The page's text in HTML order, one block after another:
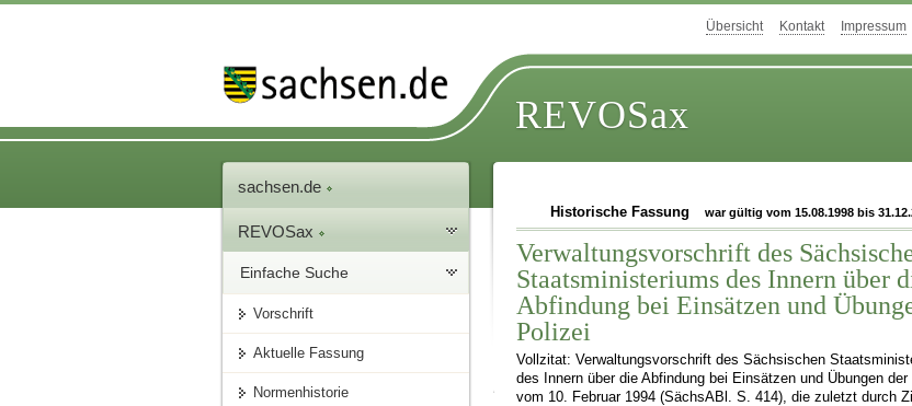
Übersicht Kontakt Impressum
REVOSax
sachsen.de
REVOSax
Einfache Suche
Vorschrift
Aktuelle Fassung
Normenhistorie
Historische Fassung war gültig vom 15.08.1998 bis
Verwaltungsvorschrift des
Staatsministeriums des Innern über
Abfindung bei Einsätzen und
Polizei
Vollzitat: Verwaltungsvorschrift des Sächsischen
des Innern über die Abfindung bei Einsätzen und Übungen der
vom 10. Februar 1994 (SächsABl. S. 414), die zuletzt durch